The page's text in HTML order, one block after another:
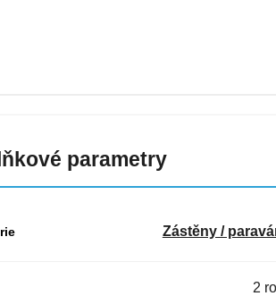
parametry
Zástěny /
2